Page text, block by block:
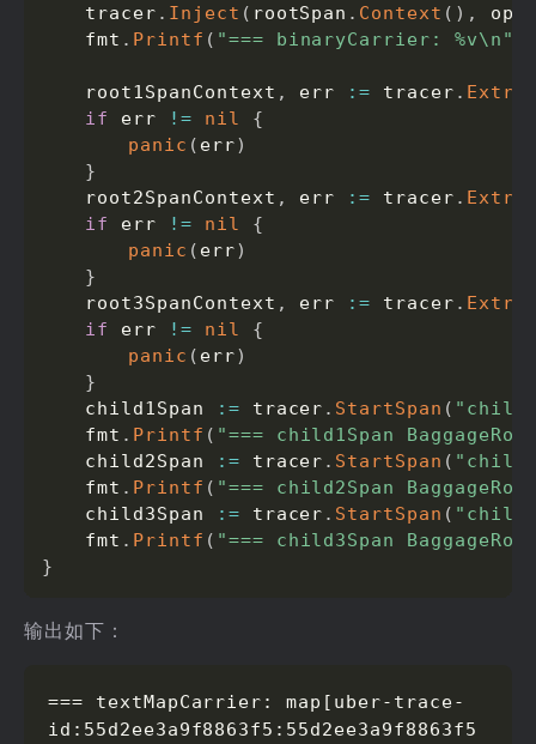
	tracer
. Inject ( rootSpan . Context ( ) ,
	fmt
. Printf ( "=== binaryCarrier: %v\n"
	root1SpanContext
, err := tracer .
if
err != nil
{
panic ( err)
}
	root2SpanContext
, err := tracer .
if
err != nil
{
panic ( err)
}
	root3SpanContext
, err := tracer .
if
err != nil
{
panic ( err)
}
	child1Span
:= tracer . StartSpan (
	fmt
. Printf ( "=== child1Span
	child2Span
:= tracer . StartSpan (
	fmt
. Printf ( "=== child2Span
	child3Span
:= tracer . StartSpan (
	fmt
. Printf ( "=== child3Span
}
输出如下：
=== textMapCarrier: map[uber-trace-
id:55d2ee3a9f8863f5:55d2ee3a9f8863f5